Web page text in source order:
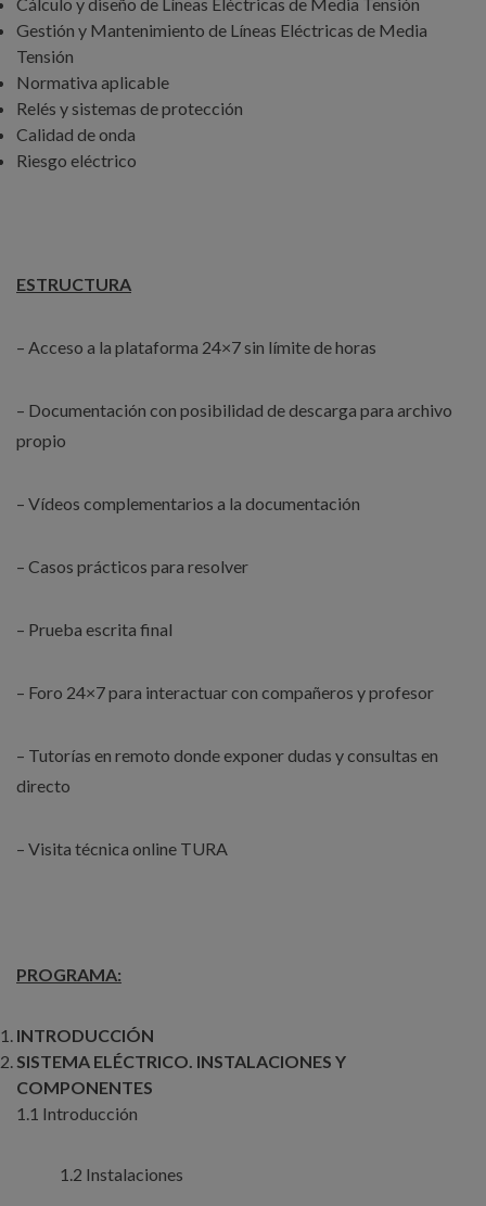
Gestión y Mantenimiento de Líneas Eléctricas de Media
Tensión
Normativa aplicable
Relés y sistemas de protección
Calidad de onda
Riesgo eléctrico
ESTRUCTURA
– Acceso a la plataforma 24×7 sin límite de horas
– Documentación con posibilidad de descarga para archivo
propio
– Vídeos complementarios a la documentación
– Casos prácticos para resolver
– Prueba escrita final
– Foro 24×7 para interactuar con compañeros y profesor
– Tutorías en remoto donde exponer dudas y consultas en
directo
– Visita técnica online TURA
PROGRAMA:
INTRODUCCIÓN
SISTEMA ELÉCTRICO. INSTALACIONES Y
COMPONENTES
1.1 Introducción
1.2 Instalaciones